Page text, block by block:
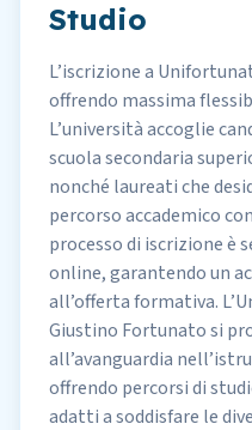
Studio
L’iscrizione a
offrendo massima
L’università accoglie
scuola secondaria
nonché laureati che
percorso accademico
processo di iscrizioneè
online, garantendo un
all’offerta formativa.
Giustino Fortunato si
all’avanguardia
offrendo percorsi di
adatti a soddisfare le